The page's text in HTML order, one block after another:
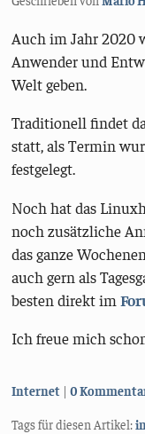
Auch im Jahr 2020
Anwender und
Welt geben.
Traditionell findet
statt, als Termin
festgelegt.
Noch hat das
noch zusätzliche
das ganze
auch gern als
besten direkt im
Ich freue mich
Kategorien:
Internet 0
Tags für diesen Artikel: